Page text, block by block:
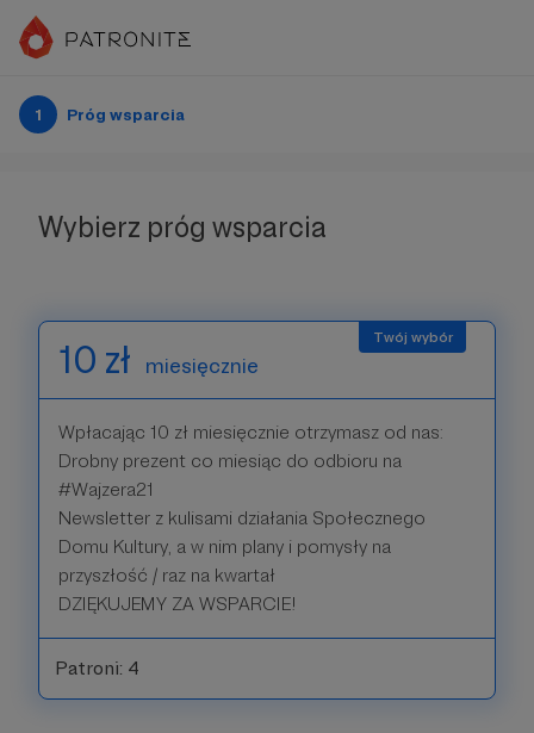
1 Próg wsparcia
Wybierz próg wsparcia
10 zł miesięcznie
Wpłacając 10 zł miesięcznie otrzymasz od nas:
Drobny prezent co miesiąc do odbioru na
#Wajzera21
Newsletter z kulisami działania Społecznego
Domu Kultury, a w nim plany i pomysły na
przyszłość / raz na kwartał
DZIĘKUJEMY ZA WSPARCIE!
Patroni: 4